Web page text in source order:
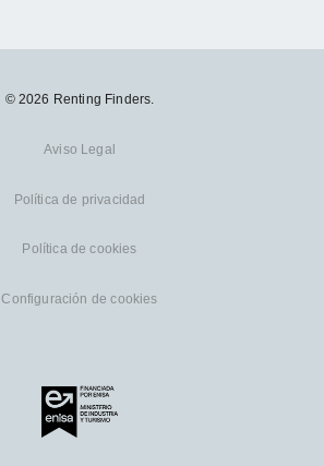
© 2026 Renting Finders.
Aviso Legal
Política de privacidad
Política de cookies
Configuración de cookies